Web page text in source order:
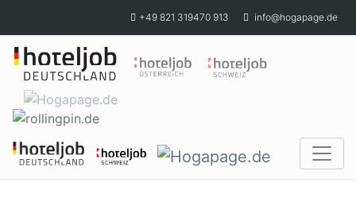
+49 821 319470 913 info@hogapage.de